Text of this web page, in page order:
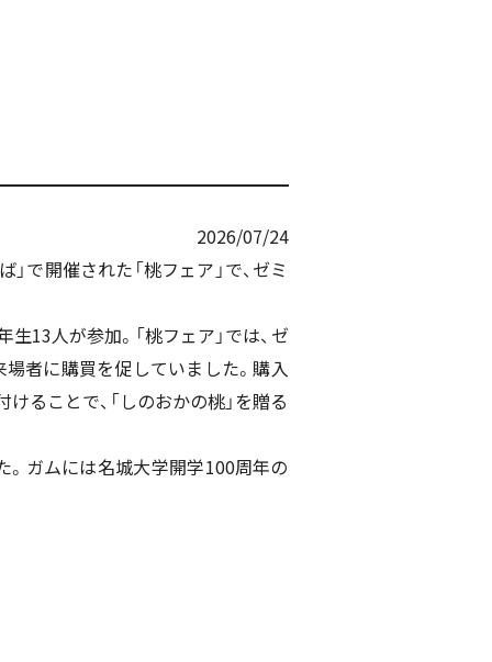
2026/07/24
開催された「桃フェア」で、ゼミ
人が参加。「桃フェア」では、ゼ
者に購買を促していました。購入
ることで、「しのおかの桃」を贈る
。ガムには名城大学開学100周年の